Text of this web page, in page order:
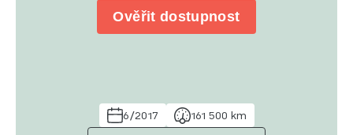
Ověřit dostupnost
6/2017 161 500 km